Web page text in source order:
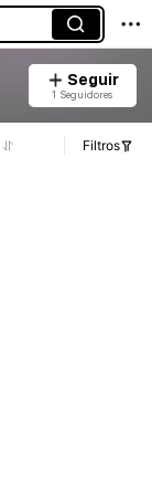
Seguir
1 Seguidores
Filtros